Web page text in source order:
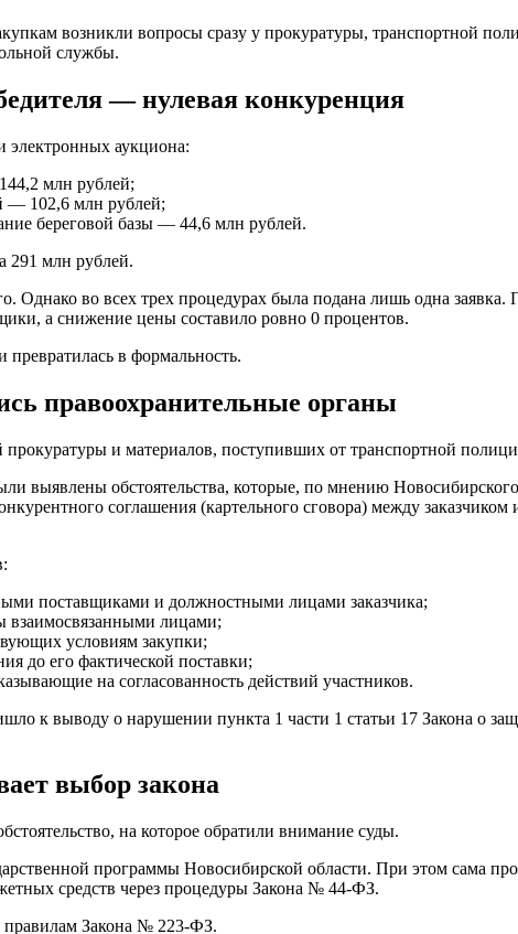
возникли вопросы сразу у прокуратуры, транспортной
службы.
— нулевая конкуренция
электронных аукциона:
млн рублей;
— 102,6 млн рублей;
береговой базы — 44,6 млн рублей.
291 млн рублей.
Однако во всех трех процедурах была подана лишь одна заявка.
а снижение цены составило ровно 0 процентов.
превратилась в формальность.
правоохранительные органы
прокуратуры и материалов, поступивших от транспортной
выявлены обстоятельства, которые, по мнению
соглашения (картельного сговора) между заказчиком
поставщиками и должностными лицами заказчика;
взаимосвязанными лицами;
условиям закупки;
до его фактической поставки;
на согласованность действий участников.
к выводу о нарушении пункта 1 части 1 статьи 17 Закона о
выбор закона
на которое обратили внимание суды.
программы Новосибирской области. При этом сама
средств через процедуры Закона № 44-ФЗ.
Закона № 223-ФЗ.